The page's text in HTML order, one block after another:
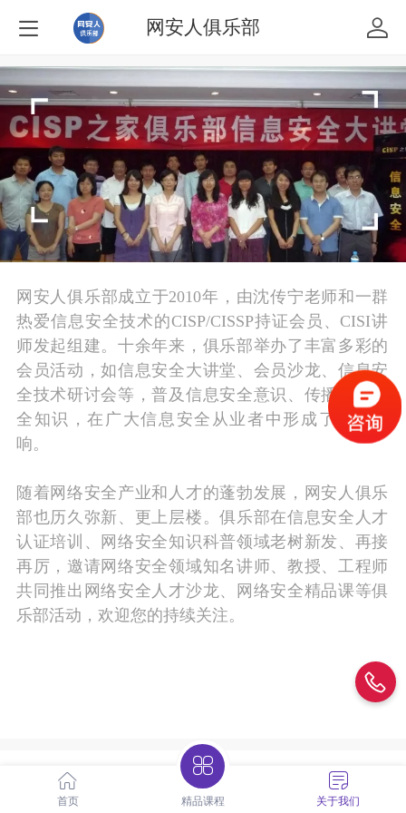
网安人俱乐部
网安人俱乐部成立于2010年，由沈传宁老师和一群
热爱信息安全技术的CISP/CISSP持证会员、CISI讲
师发起组建。十余年来，俱乐部举办了丰富多彩的
会员活动，如信息安全大讲堂、会员沙龙、信息安
全技术研讨会等，普及信息安全意识、传播信息安
全知识，在广大信息安全从业者中形成了一定影
响。
随着网络安全产业和人才的蓬勃发展，网安人俱乐
部也历久弥新、更上层楼。俱乐部在信息安全人才
认证培训、网络安全知识科普领域老树新发、再接
再厉，邀请网络安全领域知名讲师、教授、工程师
共同推出网络安全人才沙龙、网络安全精品课等俱
乐部活动，欢迎您的持续关注。
俱乐部活动报名
首页 精品课程 关于我们